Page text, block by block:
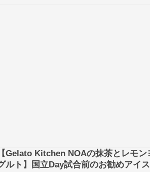
【Gelato Kitchen NOAの抹茶とレモン
ルト】国立Day試合前のお勧めアイス